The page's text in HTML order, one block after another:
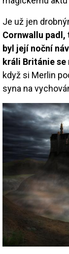
Je už jen
Cornwallu padl,
byl její noční
králi Británie se
když si Merlin
syna na
Image